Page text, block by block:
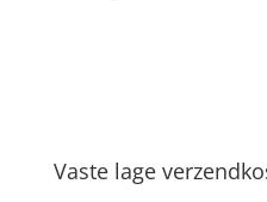
Vaste lage